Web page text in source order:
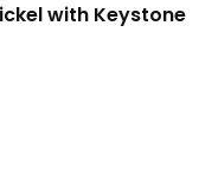
with Keystone